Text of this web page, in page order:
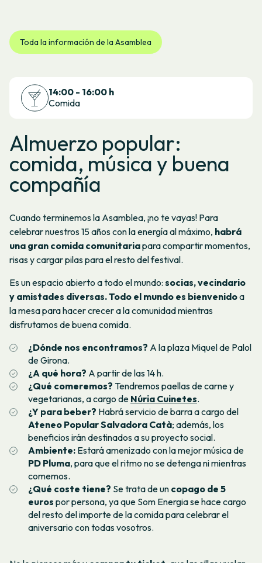
Toda la información de la Asamblea
14:00 - 16:00 h
Comida
Almuerzo popular:
comida, música y buena
compañía
Cuando terminemos la Asamblea, ¡no te vayas! Para
celebrar nuestros 15 años con la energía al máximo, habrá
una gran comida comunitariapara compartir momentos,
risas y cargar pilas para el resto del festival.
Es un espacio abierto a todo el mundo: socias, vecindario
y amistades diversas. Todo el mundo es bienvenidoa
la mesa para hacer crecer a la comunidad mientras
disfrutamos de buena comida.
¿Dónde nos encontramos? A la plaza Miquel de Palol
de Girona.
¿A qué hora? A partir de las 14 h.
¿Qué comeremos? Tendremos paellas de carne y
vegetarianas, a cargo de Núria Cuinetes.
¿Y para beber? Habrá servicio de barra a cargo del
Ateneo Popular Salvadora Catà; además, los
beneficios irán destinados a su proyecto social.
Ambiente: Estará amenizado con la mejor música de
PD Pluma, para que el ritmo no se detenga ni mientras
comemos.
¿Qué coste tiene? Se trata de un copago de 5
euros por persona, ya que Som Energia se hace cargo
del resto del importe de la comida para celebrar el
aniversario con todas vosotros.